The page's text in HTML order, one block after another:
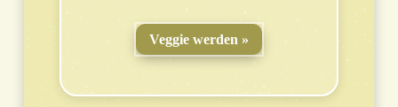
Veggie werden